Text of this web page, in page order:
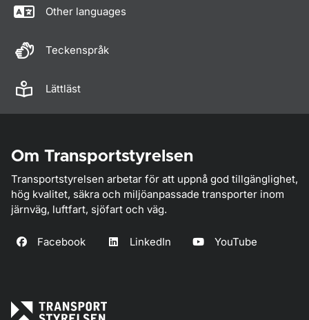
Other languages
Teckenspråk
Lättläst
Om Transportstyrelsen
Transportstyrelsen arbetar för att uppnå god tillgänglighet,
hög kvalitet, säkra och miljöanpassade transporter inom
järnväg, luftfart, sjöfart och väg.
Facebook LinkedIn YouTube